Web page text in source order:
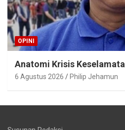
OPINI
Anatomi Krisis
6 Agustus 2026 Philip Jehamun